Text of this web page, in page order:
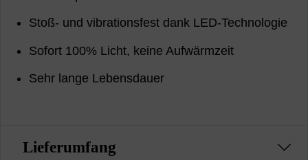
Stoß- und vibrationsfest dank LED-Technologie
Sofort 100% Licht, keine Aufwärmzeit
Sehr lange Lebensdauer
Lieferumfang